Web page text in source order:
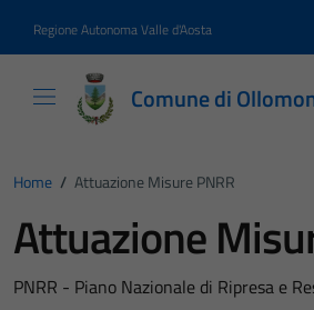
Regione Autonoma Valle d'Aosta
Comune di
Home / Attuazione Misure PNRR
Attuazione
PNRR - Piano Nazionale di Ripresa e